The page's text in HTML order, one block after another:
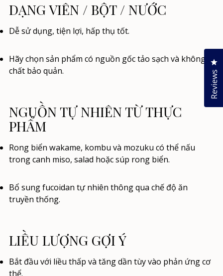
DẠNG VIÊN / BỘT / NƯỚC
Dễ sử dụng, tiện lợi, hấp thụ tốt.
Hãy chọn sản phẩm có nguồn gốc tảo sạch và không
chất bảo quản.
NGUỒN TỰ NHIÊN TỪ THỰC
PHẨM
Rong biển wakame, kombu và mozuku có thể nấu
trong canh miso, salad hoặc súp rong biển.
Bổ sung fucoidan tự nhiên thông qua chế độ ăn
truyền thống.
LIỀU LƯỢNG GỢI Ý
Bắt đầu với liều thấp và tăng dần tùy vào phản ứng cơ
thể.
Reviews